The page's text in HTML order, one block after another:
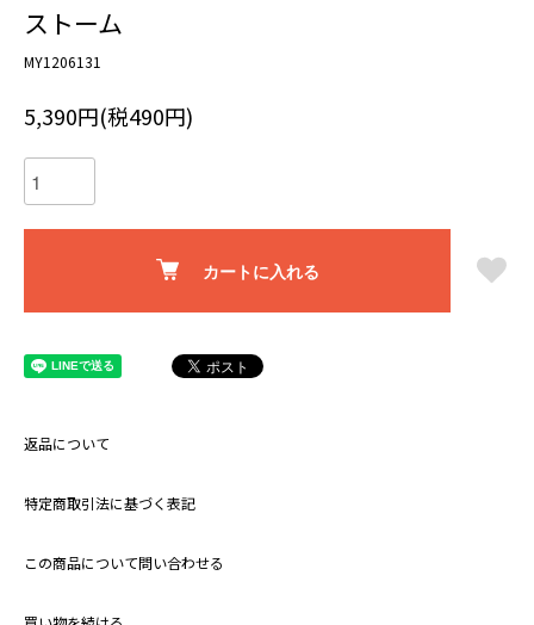
ストーム
MY1206131
5,390円(税490円)
カートに入れる
返品について
特定商取引法に基づく表記
この商品について問い合わせる